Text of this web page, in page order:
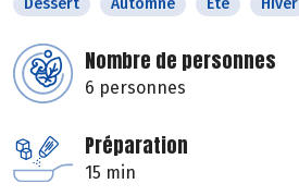
Dessert Automne Eté Hiver
Nombre de personnes
6 personnes
Préparation
15 min